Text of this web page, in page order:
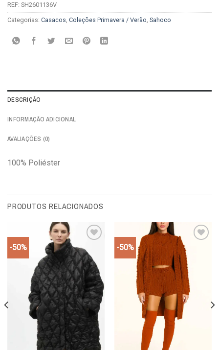
REF: SH2601136V
Categorias: Casacos Coleções Primavera / Verão Sahoco
DESCRIÇÃO
INFORMAÇÃO ADICIONAL
AVALIAÇÕES (0)
100% Poliéster
PRODUTOS RELACIONADOS
-50%
Add to
wishlist
-50%